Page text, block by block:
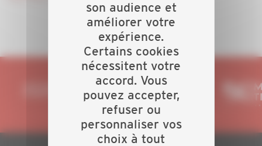
son audience et
améliorer votre
expérience.
Certains cookies
nécessitent votre
accord. Vous
pouvez accepter,
refuser ou
personnaliser vos
choix à tout